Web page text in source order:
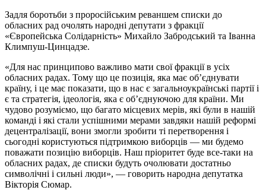
Задля боротьби з проросійським реваншем списки до
обласних рад очолять народні депутати з фракції
«Європейська Солідарність» Михайло Забродський та Іванна
Климпуш-Цинцадзе.
«Для нас принципово важливо мати свої фракції в усіх
обласних радах. Тому що це позиція, яка має об’єднувати
країну, і це має показати, що в нас є загальноукраїнські партії і
є та стратегія, ідеологія, яка є об’єднуючою для країни. Ми
чудово розуміємо, що багато місцевих мерів, які були в нашій
команді і які стали успішними мерами завдяки нашій реформі
децентралізації, вони змогли зробити ті перетворення і
сьогодні користуються підтримкою виборців — ми будемо
поважати позицію виборців. Наш пріоритет буде все-таки на
обласних радах, де списки будуть очолювати достатньо
символічні і сильні люди», — говорить народна депутатка
Вікторія Сюмар.